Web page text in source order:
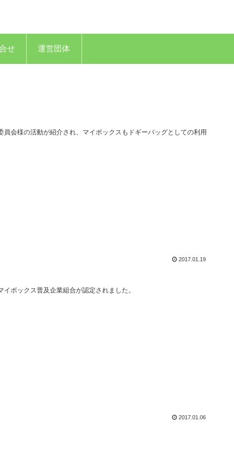
せ 運営団体
会様の活動が紹介され、マイボックスもドギーバッグとしての利用
2017.01.19
ボックス普及企業組合が認定されました。
2017.01.06